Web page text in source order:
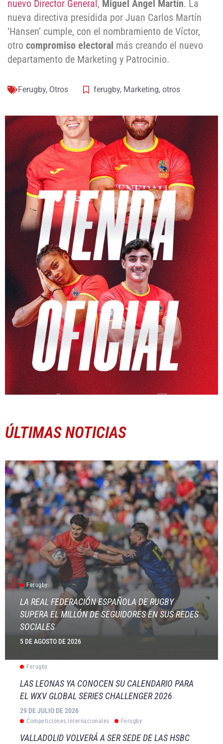
nuevo Director General , Miguel Ángel Martín. La
nueva directiva presidida por Juan Carlos Martín
‘Hansen’ cumple, con el nombramiento de Víctor,
otro compromiso electoral más creando el nuevo
departamento de Marketing y Patrocinio.
Ferugby, Otros ferugby, Marketing, otros
ÚLTIMAS NOTICIAS
Ferugby
LA REAL FEDERACIÓN ESPAÑOLA DE RUGBY
SUPERA EL MILLÓN DE SEGUIDORES EN SUS REDES
SOCIALES
5 DE AGOSTO DE 2026
Ferugby
LAS LEONAS YA CONOCEN SU CALENDARIO PARA
EL WXV GLOBAL SERIES CHALLENGER 2026
29 DE JULIO DE 2026
Competiciones Internacionales Ferugby
VALLADOLID VOLVERÁ A SER SEDE DE LAS HSBC